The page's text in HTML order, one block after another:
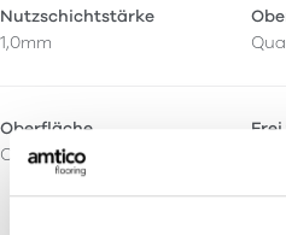
Nutzschichtstärke
1,0mm
Oberfläche
Ceramic
Ja